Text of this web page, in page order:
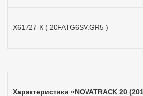
Х61727-К ( 20FATG6SV.GR5 )
Характеристики «NOVATRACK 20